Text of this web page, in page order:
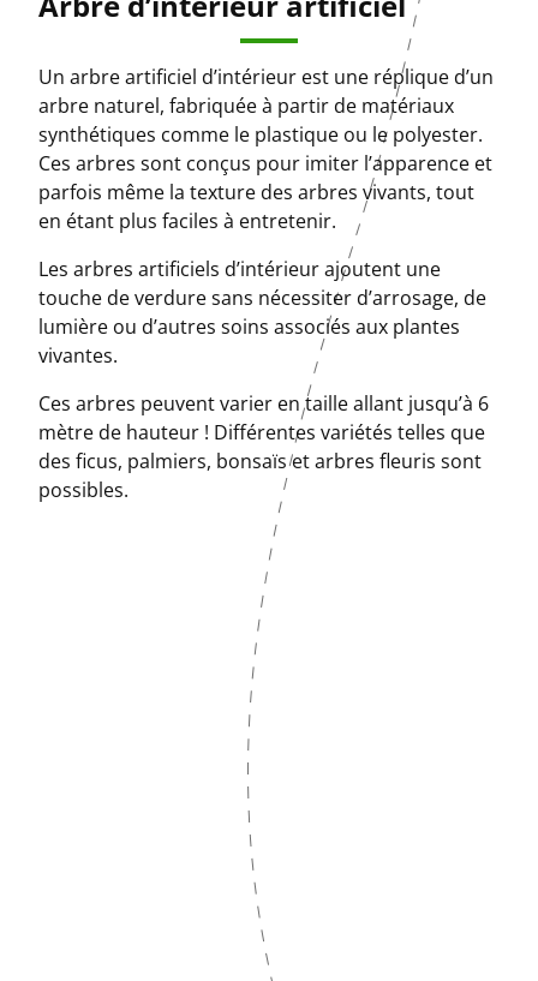
Un arbre artificiel d’intérieur est une réplique d’un
arbre naturel, fabriquée à partir de matériaux
synthétiques comme le plastique ou le polyester.
Ces arbres sont conçus pour imiter l’apparence et
parfois même la texture des arbres vivants, tout
en étant plus faciles à entretenir.
Les arbres artificiels d’intérieur ajoutent une
touche de verdure sans nécessiter d’arrosage, de
lumière ou d’autres soins associés aux plantes
vivantes.
Ces arbres peuvent varier en taille allant jusqu’à 6
mètre de hauteur ! Différentes variétés telles que
des ficus, palmiers, bonsaïs et arbres fleuris sont
possibles.